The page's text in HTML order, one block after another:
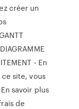
créer un
- En
site, vous
savoir plus
de